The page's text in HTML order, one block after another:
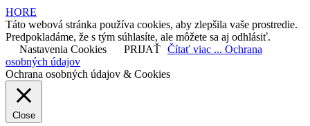
HORE
Táto webová stránka používa cookies, aby zlepšila vaše prostredie.
Predpokladáme, že s tým súhlasíte, ale môžete sa aj odhlásiť.
Nastavenia Cookies
PRIJAŤ Čítať viac ... Ochrana
osobných údajov
Ochrana osobných údajov & Cookies
Close